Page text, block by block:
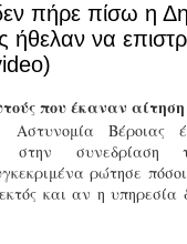
πήρε πίσω η
ήθελαν να
που έκαναν αίτηση
Αστυνομία Βέροιας
στην συνεδρίαση
ρώτησε
και αν η υπηρεσία